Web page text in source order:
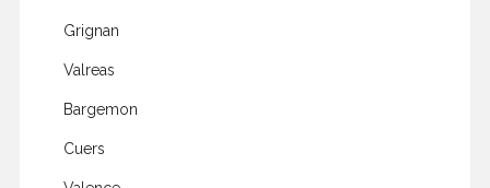
Grignan
Valreas
Bargemon
Cuers